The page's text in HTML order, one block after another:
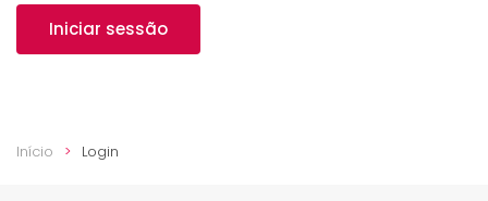
Iniciar sessão
Início Login